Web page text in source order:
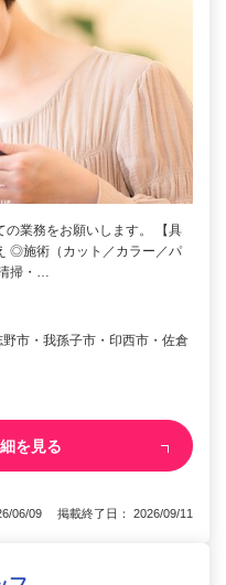
の業務をお願いします。 【具
◎施術（カット／カラー／パ
掃・…
市・我孫子市・印西市・佐倉
を見る
06/09 掲載終了日： 2026/09/11